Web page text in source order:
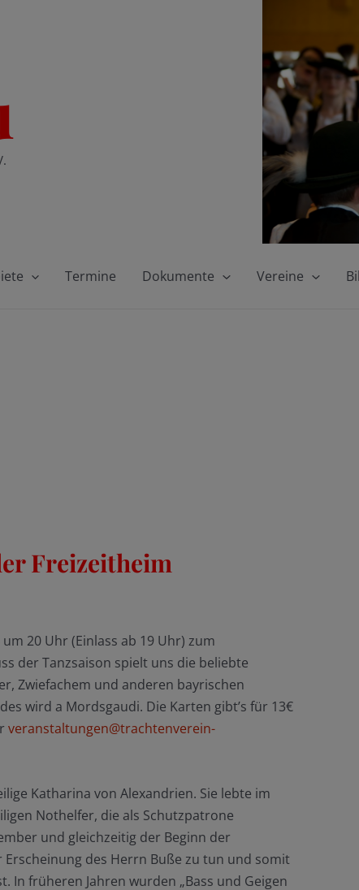
Termine Dokumente Vereine
Freizeitheim
20 Uhr (Einlass ab 19 Uhr) zum
der Tanzsaison spielt uns die beliebte
Zwiefachem und anderen bayrischen
wird a Mordsgaudi. Die Karten gibt’s für 13€
veranstaltungen@trachtenverein-
Katharina von Alexandrien. Sie lebte im
Nothelfer, die als Schutzpatrone
und gleichzeitig der Beginn der
des Herrn Buße zu tun und somit
In früheren Jahren wurden „Bass und Geigen